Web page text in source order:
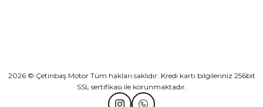
TVS Wego Kilit Seti Mondial Turismo 50 Kaporta Seti Sarı
2026 © Çetinbaş Motor Tüm hakları saklıdır. Kredi kartı bilgileriniz 256bit
SSL sertifikası ile korunmaktadır.